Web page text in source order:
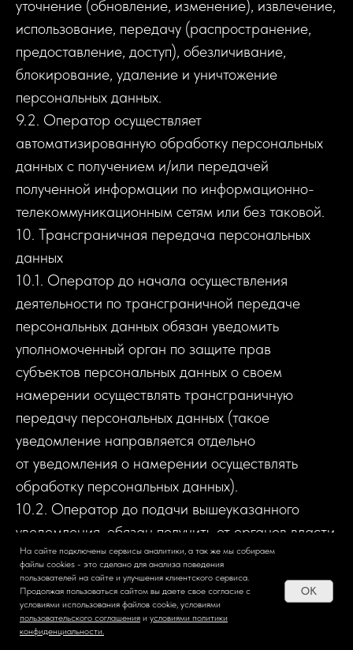
уточнение (обновление, изменение), извлечение,
использование, передачу (распространение,
предоставление, доступ), обезличивание,
блокирование, удаление и уничтожение
персональных данных.
9.2. Оператор осуществляет
автоматизированную обработку персональных
данных с получением и/или передачей
полученной информации по информационно-
телекоммуникационным сетям или без таковой.
10. Трансграничная передача персональных
данных
10.1. Оператор до начала осуществления
деятельности по трансграничной передаче
персональных данных обязан уведомить
уполномоченный орган по защите прав
субъектов персональных данных о своем
намерении осуществлять трансграничную
передачу персональных данных (такое
уведомление направляется отдельно
от уведомления о намерении осуществлять
обработку персональных данных).
10.2. Оператор до подачи вышеуказанного
уведомления, обязан получить от органов власти
иностранного государства, иностранных
физических лиц, иностранных юридических лиц,
которым планируется трансграничная передача
персональных данных, соответствующие
На сайте подключены сервисы аналитики, а так же мы собираем
файлы cookies - это сделано для анализа поведения
пользователей на сайте и улучшения клиентского сервиса.
Продолжая пользоваться сайтом вы даете свое согласие c
условиями использования файлов cookie, условиями
пользовательского соглашения и условиями политики
конфиденциальности.
OK